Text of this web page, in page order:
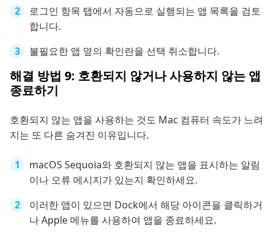
로그인 항목 탭에서 자동으로 실행되는 앱 목록을 검토
합니다.
불필요한 앱 옆의 확인란을 선택 취소합니다.
해결 방법 9: 호환되지 않거나 사용하지 않는 앱
종료하기
호환되지 않는 앱을 사용하는 것도 Mac 컴퓨터 속도가 느려
지는 또 다른 숨겨진 이유입니다.
macOS Sequoia와 호환되지 않는 앱을 표시하는 알림
이나 오류 메시지가 있는지 확인하세요.
이러한 앱이 있으면 Dock에서 해당 아이콘을 클릭하거
나 Apple 메뉴를 사용하여 앱을 종료하세요.